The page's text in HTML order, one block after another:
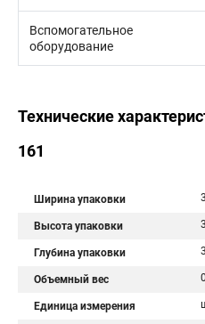
Вспомогательное
оборудование
Технические
161
Ширина упаковки
Высота упаковки
Глубина упаковки
Объемный вес
Единица измерения